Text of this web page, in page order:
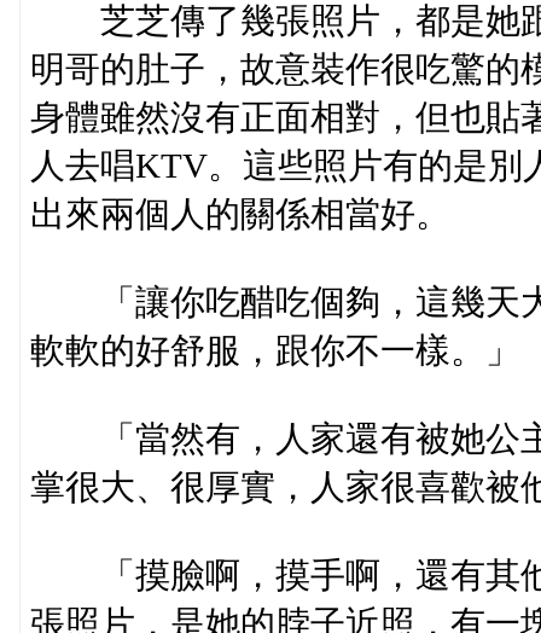
芝芝傳了幾張照片，都是她
明哥的肚子，故意裝作很吃驚的
身體雖然沒有正面相對，但也貼
人去唱KTV。這些照片有的是
出來兩個人的關係相當好。
「讓你吃醋吃個夠，這幾天
軟軟的好舒服，跟你不一樣。」
「當然有，人家還有被她公
掌很大、很厚實，人家很喜歡被
「摸臉啊，摸手啊，還有其
張照片，是她的脖子近照，有一